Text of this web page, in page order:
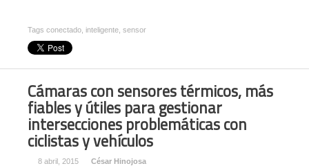
Tags conectado inteligente sensor
Cámaras con sensores térmicos, más
fiables y útiles para gestionar
intersecciones problemáticas con
ciclistas y vehículos
8 abril, 2015 César Hinojosa